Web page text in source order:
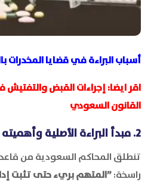
أسباب البراءة في قضايا المخدرات
اقر ايضا: إجراءات القبض
القانون السعودي
2. مبدأ البراءة الأصلية وأهميته في القضاء السعودي
تنطلق المحاكم السعودية من
راسخة:”المتهم بريء حتى تثبت